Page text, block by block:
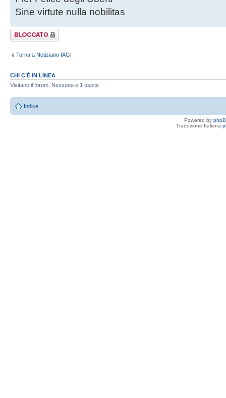
Sine virtute nulla nobilitas
Argomento
bloccato
Torna a Notiziario IAGI
CHI C’È IN LINEA
Visitano il forum: Nessuno e 1 ospite
Indice
Powered by
Traduzione Italiana